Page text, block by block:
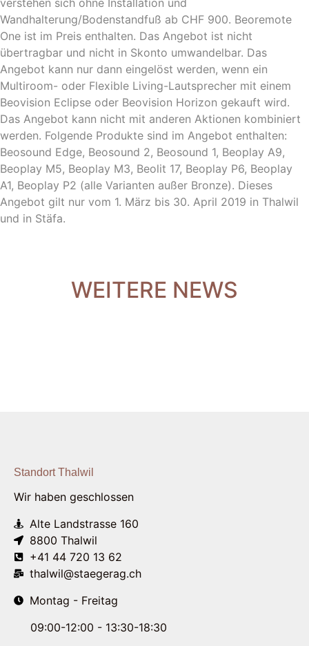
verstehen sich ohne Installation und
Wandhalterung/Bodenstandfuß ab CHF 900. Beoremote
One ist im Preis enthalten. Das Angebot ist nicht
übertragbar und nicht in Skonto umwandelbar. Das
Angebot kann nur dann eingelöst werden, wenn ein
Multiroom- oder Flexible Living-Lautsprecher mit einem
Beovision Eclipse oder Beovision Horizon gekauft wird.
Das Angebot kann nicht mit anderen Aktionen kombiniert
werden. Folgende Produkte sind im Angebot enthalten:
Beosound Edge, Beosound 2, Beosound 1, Beoplay A9,
Beoplay M5, Beoplay M3, Beolit 17, Beoplay P6, Beoplay
A1, Beoplay P2 (alle Varianten außer Bronze). Dieses
Angebot gilt nur vom 1. März bis 30. April 2019 in Thalwil
und in Stäfa.
WEITERE NEWS
Standort Thalwil
Wir haben geschlossen
Alte Landstrasse 160
8800 Thalwil
+41 44 720 13 62
thalwil@staegerag.ch
Montag - Freitag
09:00-12:00 - 13:30-18:30